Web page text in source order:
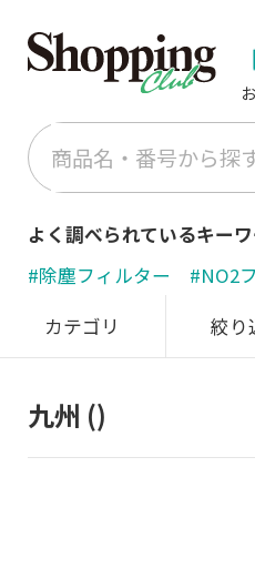
よく調べられているキー
#除塵フィルター
#NO2
カテゴリ
絞り
九州 ()